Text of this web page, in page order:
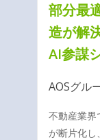
部分最
造が解
AI参謀
AOSグル
不動産業界
が断片化し